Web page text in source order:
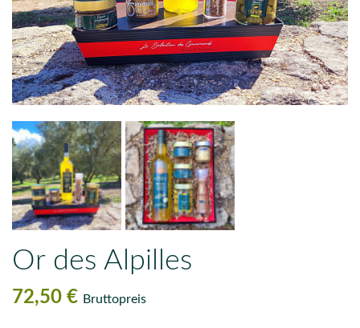
Or des Alpilles
72,50 € Bruttopreis